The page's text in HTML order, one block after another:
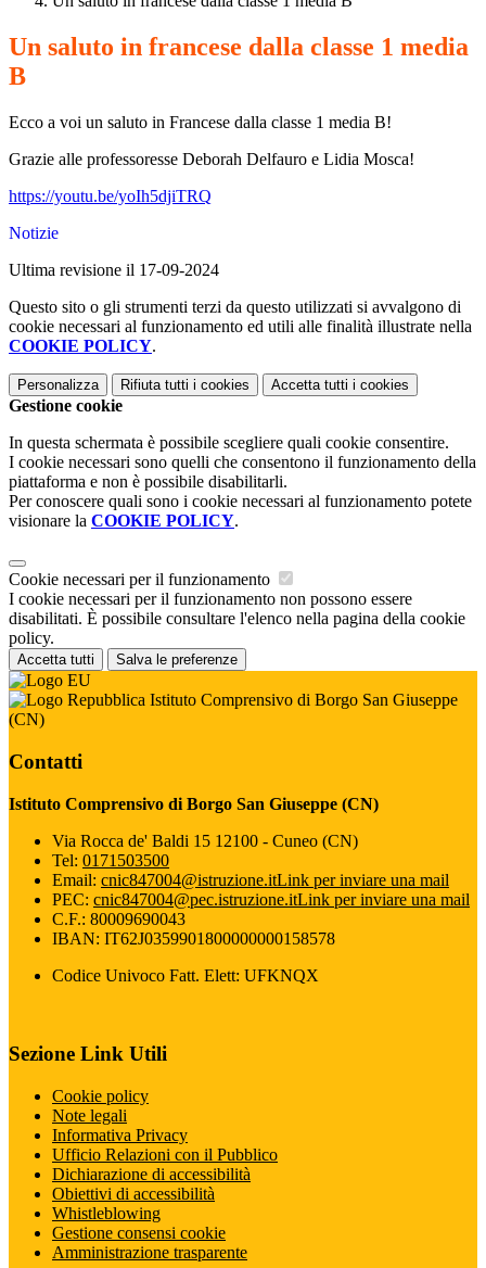
Un saluto in francese dalla classe 1 media
B
Ecco a voi un saluto in Francese dalla classe 1 media B!
Grazie alle professoresse Deborah Delfauro e Lidia Mosca!
https://youtu.be/yoIh5djiTRQ
Notizie
Ultima revisione il 17-09-2024
Questo sito o gli strumenti terzi da questo utilizzati si avvalgono di
cookie necessari al funzionamento ed utili alle finalità illustrate nella
COOKIE POLICY.
Personalizza Rifiuta tutti i cookies Accetta tutti i cookies
Gestione cookie
In questa schermata è possibile scegliere quali cookie consentire.
I cookie necessari sono quelli che consentono il funzionamento della
piattaforma e non è possibile disabilitarli.
Per conoscere quali sono i cookie necessari al funzionamento potete
visionare la COOKIE POLICY.
Cookie necessari per il funzionamento
I cookie necessari per il funzionamento non possono essere
disabilitati. È possibile consultare l'elenco nella pagina della cookie
policy.
Accetta tutti Salva le preferenze
Istituto Comprensivo di Borgo San Giuseppe
(CN)
Contatti
Istituto Comprensivo di Borgo San Giuseppe (CN)
Via Rocca de' Baldi 15 12100 - Cuneo (CN)
Tel: 0171503500
Email: cnic847004@istruzione.itLink per inviare una mail
PEC: cnic847004@pec.istruzione.itLink per inviare una mail
C.F.: 80009690043
IBAN: IT62J0359901800000000158578
Codice Univoco Fatt. Elett: UFKNQX
Sezione Link Utili
Cookie policy
Note legali
Informativa Privacy
Ufficio Relazioni con il Pubblico
Dichiarazione di accessibilità
Obiettivi di accessibilità
Whistleblowing
Gestione consensi cookie
Amministrazione trasparente